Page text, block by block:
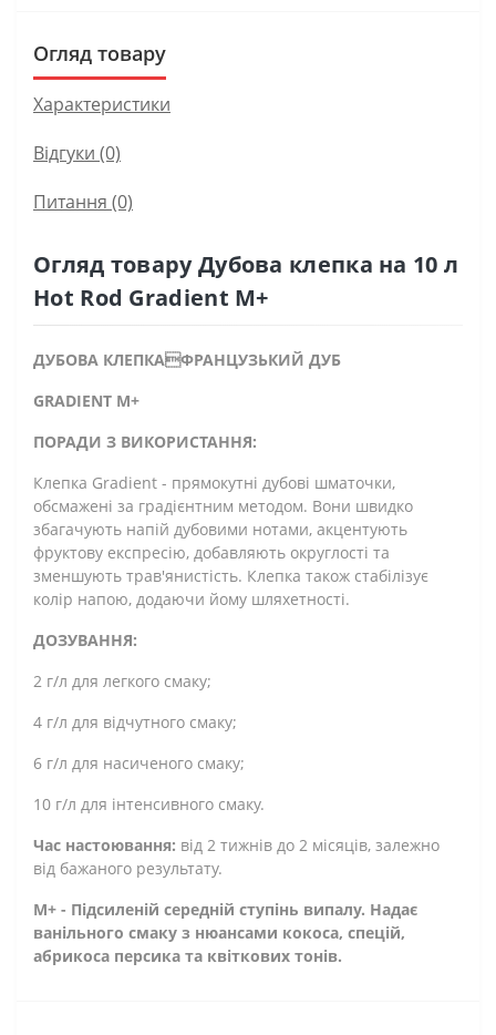
Огляд товару
Характеристики
Відгуки (0)
Питання (0)
Огляд товару Дубова клепка на 10 л
Hot Rod Gradient M+
ДУБОВА КЛЕПКАФРАНЦУЗЬКИЙ ДУБ
GRADIENT M+
ПОРАДИ З ВИКОРИСТАННЯ:
Клепка Gradient - прямокутні дубові шматочки,
обсмажені за градієнтним методом. Вони швидко
збагачують напій дубовими нотами, акцентують
фруктову експресію, добавляють округлості та
зменшують трав'янистість. Клепка також стабілізує
колір напою, додаючи йому шляхетності.
ДОЗУВАННЯ:
2 г/л для легкого смаку;
4 г/л для відчутного смаку;
6 г/л для насиченого смаку;
10 г/л для інтенсивного смаку.
Час настоювання: від 2 тижнів до 2 місяців, залежно
від бажаного результату.
М+ - Підсиленій середній ступінь випалу. Надає
ванільного смаку з нюансами кокоса, спецій,
абрикоса персика та квіткових тонів.